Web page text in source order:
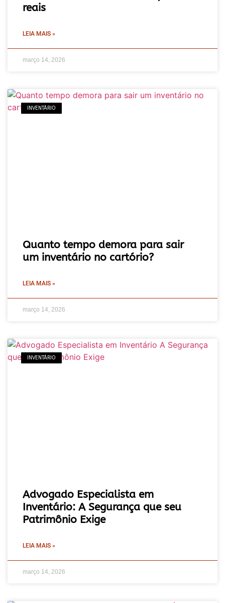
reais
LEIA MAIS »
março 14, 2026
INVENTÁRIO
Quanto tempo demora para sair
um inventário no cartório?
LEIA MAIS »
março 14, 2026
INVENTÁRIO
Advogado Especialista em
Inventário: A Segurança que seu
Patrimônio Exige
LEIA MAIS »
março 14, 2026